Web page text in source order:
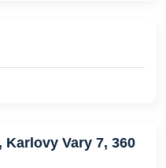
Karlovy Vary 7, 360